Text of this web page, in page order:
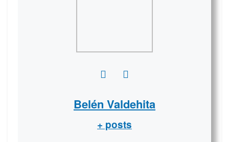
Belén Valdehita
+ posts